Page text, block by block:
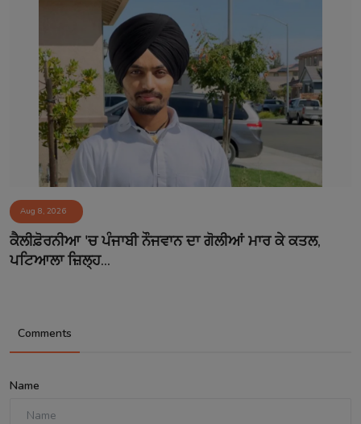
Aug 8, 2026
ਕੈਲੀਫ਼ੋਰਨੀਆ 'ਚ ਪੰਜਾਬੀ ਨੌਜਵਾਨ ਦਾ ਗੋਲੀਆਂ ਮਾਰ ਕੇ ਕਤਲ,
ਪਟਿਆਲਾ ਜ਼ਿਲ੍ਹ...
Comments
Name